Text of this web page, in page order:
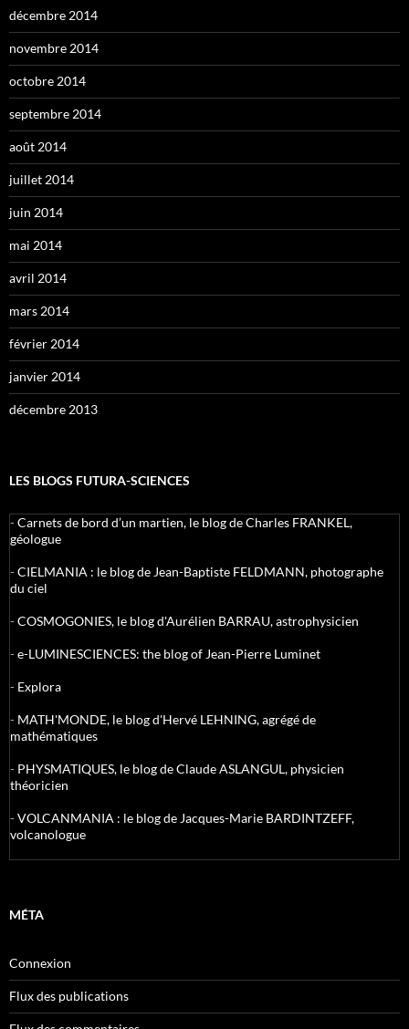
décembre 2014
novembre 2014
octobre 2014
septembre 2014
août 2014
juillet 2014
juin 2014
mai 2014
avril 2014
mars 2014
février 2014
janvier 2014
décembre 2013
LES BLOGS FUTURA-SCIENCES
-Carnets de bord d’un martien, le blog de Charles FRANKEL,
géologue
-CIELMANIA : le blog de Jean-Baptiste FELDMANN, photographe
du ciel
-COSMOGONIES, le blog d'Aurélien BARRAU, astrophysicien
-e-LUMINESCIENCES: the blog of Jean-Pierre Luminet
- Explora
- MATH'MONDE, le blog d'Hervé LEHNING, agrégé de
mathématiques
- PHYSMATIQUES, le blog de Claude ASLANGUL, physicien
théoricien
-VOLCANMANIA : le blog de Jacques-Marie BARDINTZEFF,
volcanologue
MÉTA
Connexion
Flux des publications